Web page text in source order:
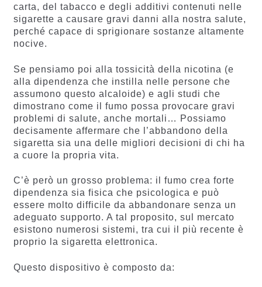
carta, del tabacco e degli additivi contenuti nelle
sigarette a causare gravi danni alla nostra salute,
perché capace di sprigionare sostanze altamente
nocive.
Se pensiamo poi alla tossicità della nicotina (e
alla dipendenza che instilla nelle persone che
assumono questo alcaloide) e agli studi che
dimostrano come il fumo possa provocare gravi
problemi di salute, anche mortali… Possiamo
decisamente affermare che l’abbandono della
sigaretta sia una delle migliori decisioni di chi ha
a cuore la propria vita.
C’è però un grosso problema: il fumo crea forte
dipendenza sia fisica che psicologica e può
essere molto difficile da abbandonare senza un
adeguato supporto. A tal proposito, sul mercato
esistono numerosi sistemi, tra cui il più recente è
proprio la sigaretta elettronica.
Questo dispositivo è composto da: